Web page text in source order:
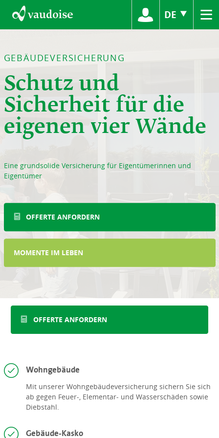
DE ≡
GEBÄUDEVERSICHERUNG
Schutz und
Sicherheit für die
eigenen vier Wände
Eine grundsolide Versicherung für Eigentümerinnen und
Eigentümer
OFFERTE ANFORDERN
MOMENTE IM LEBEN
OFFERTE ANFORDERN
Wohngebäude
Mit unserer Wohngebäudeversicherung sichern Sie sich
ab gegen Feuer-, Elementar- und Wasserschäden sowie
Diebstahl.
Gebäude-Kasko